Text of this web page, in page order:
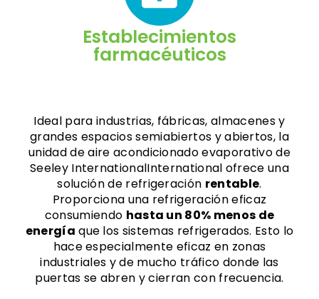
Establecimientos
farmacéuticos
Ideal para industrias, fábricas, almacenes y
grandes espacios semiabiertos y abiertos, la
unidad de aire acondicionado evaporativo de
Seeley InternationalInternational ofrece una
solución de refrigeración rentable.
Proporciona una refrigeración eficaz
consumiendo hasta un 80% menos de
energía que los sistemas refrigerados. Esto lo
hace especialmente eficaz en zonas
industriales y de mucho tráfico donde las
puertas se abren y cierran con frecuencia.